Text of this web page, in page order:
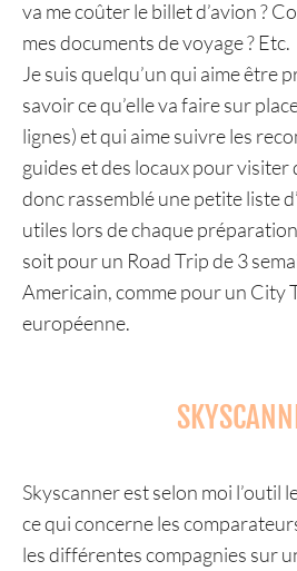
va me coûter le billet d’avion ?
mes documents de voyage ? Etc.
Je suis quelqu’un qui aime être
savoir ce qu’elle va faire sur
lignes) et qui aime suivre les
guides et des locaux pour visiter
donc rassemblé une petite liste
utiles lors de chaque
soit pour un Road Trip de 3
Americain, comme pour un City
européenne.
Skyscanner est selon moi l’outil
ce qui concerne les
les différentes compagnies sur